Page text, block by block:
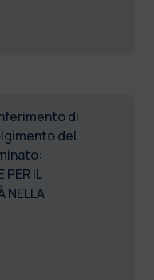
di
del
PER IL
NELLA